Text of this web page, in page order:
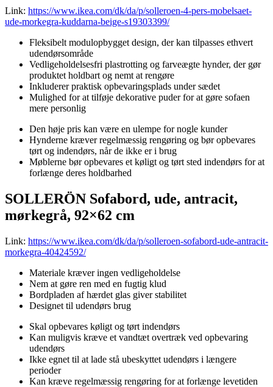
Link: https://www.ikea.com/dk/da/p/solleroen-4-pers-mobelsaet-
ude-morkegra-kuddarna-beige-s19303399/
Fleksibelt modulopbygget design, der kan tilpasses ethvert
udendørsområde
Vedligeholdelsesfri plastrotting og farveægte hynder, der gør
produktet holdbart og nemt at rengøre
Inkluderer praktisk opbevaringsplads under sædet
Mulighed for at tilføje dekorative puder for at gøre sofaen
mere personlig
Den høje pris kan være en ulempe for nogle kunder
Hynderne kræver regelmæssig rengøring og bør opbevares
tørt og indendørs, når de ikke er i brug
Møblerne bør opbevares et køligt og tørt sted indendørs for at
forlænge deres holdbarhed
SOLLERÖN Sofabord, ude, antracit,
mørkegrå, 92×62 cm
Link: https://www.ikea.com/dk/da/p/solleroen-sofabord-ude-antracit-
morkegra-40424592/
Materiale kræver ingen vedligeholdelse
Nem at gøre ren med en fugtig klud
Bordpladen af hærdet glas giver stabilitet
Designet til udendørs brug
Skal opbevares køligt og tørt indendørs
Kan muligvis kræve et vandtæt overtræk ved opbevaring
udendørs
Ikke egnet til at lade stå ubeskyttet udendørs i længere
perioder
Kan kræve regelmæssig rengøring for at forlænge levetiden